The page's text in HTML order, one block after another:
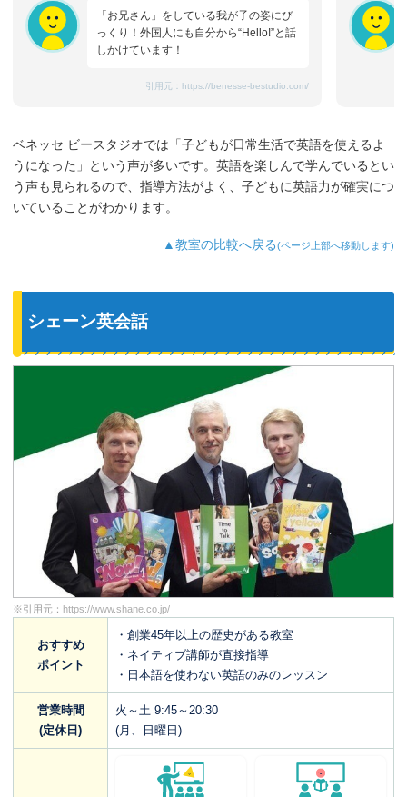
「お兄さん」をしている我が子の姿にび
っくり！外国人にも自分から“Hello!”と話
しかけています！
引用元： https://benesse-bestudio.com/
ベネッセ ビースタジオでは「子どもが日常生活で英語を使えるよ
うになった」という声が多いです。英語を楽しんで学んでいるとい
う声も見られるので、指導方法がよく、子どもに英語力が確実につ
いていることがわかります。
▲教室の比較へ戻る(ページ上部へ移動します)
シェーン英会話
※引用元： https://www.shane.co.jp/
おすすめ
ポイント
・創業45年以上の歴史がある教室
・ネイティブ講師が直接指導
・日本語を使わない英語のみのレッスン
営業時間
(定休日)
火～土 9:45～20:30
(月、日曜日)